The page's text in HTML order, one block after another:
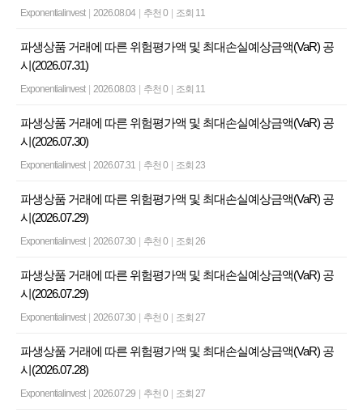
Exponentialinvest 2026.08.04 추천 0 조회 11
파생상품 거래에 따른 위험평가액 및 최대손실예상금액(VaR) 공
시(2026.07.31)
Exponentialinvest 2026.08.03 추천 0 조회 11
파생상품 거래에 따른 위험평가액 및 최대손실예상금액(VaR) 공
시(2026.07.30)
Exponentialinvest 2026.07.31 추천 0 조회 23
파생상품 거래에 따른 위험평가액 및 최대손실예상금액(VaR) 공
시(2026.07.29)
Exponentialinvest 2026.07.30 추천 0 조회 26
파생상품 거래에 따른 위험평가액 및 최대손실예상금액(VaR) 공
시(2026.07.29)
Exponentialinvest 2026.07.30 추천 0 조회 27
파생상품 거래에 따른 위험평가액 및 최대손실예상금액(VaR) 공
시(2026.07.28)
Exponentialinvest 2026.07.29 추천 0 조회 27